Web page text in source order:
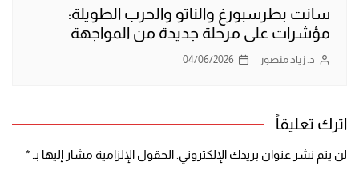
سانت بطرسبورغ والناتو والحرب الطويلة:
مؤشرات على مرحلة جديدة من المواجهة
د. زياد منصور 04/06/2026
اترك تعليقاً
لن يتم نشر عنوان بريدك الإلكتروني. الحقول الإلزامية مشار إليها بـ *